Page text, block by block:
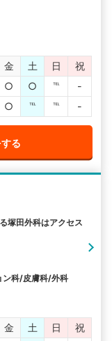
金 土 日
祝
○ ○ ℡
-
○ ℡ ℡ -
る
塚田外科はアクセス
ン科/皮膚科/外科
金 土 日
祝